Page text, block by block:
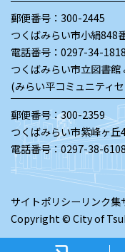
郵便番号：300-2445
つくばみらい市小絹848
電話番号： 0297-34-1818
つくばみらい市立図書館
(みらい平コミュニティ
郵便番号：300-2359
つくばみらい市紫峰ヶ丘
電話番号： 0297-38-
サイトポリシーリンク集
Copyright © City of